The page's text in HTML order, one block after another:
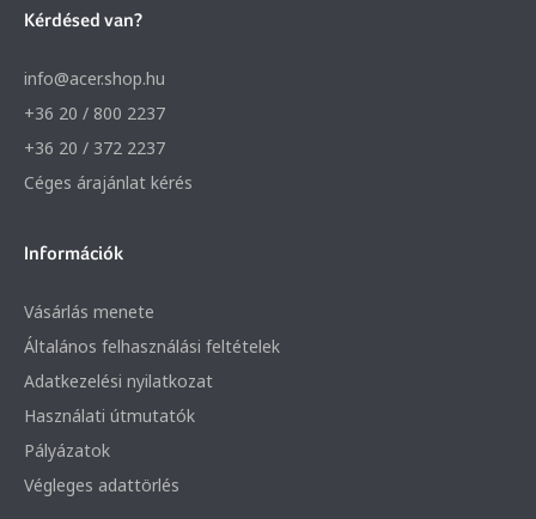
Kérdésed van?
info@acer.shop.hu
+36 20 / 800 2237
+36 20 / 372 2237
Céges árajánlat kérés
Információk
Vásárlás menete
Általános felhasználási feltételek
Adatkezelési nyilatkozat
Használati útmutatók
Pályázatok
Végleges adattörlés